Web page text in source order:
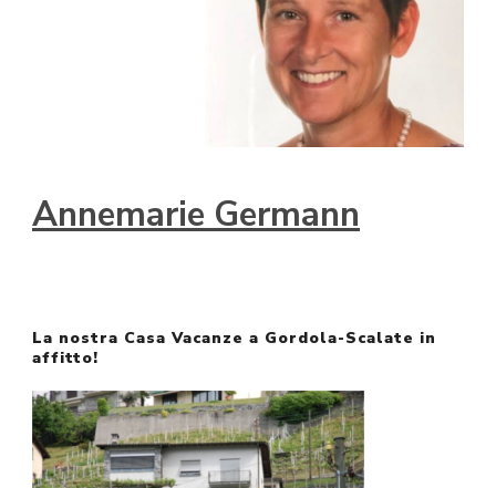
Annemarie Germann
La nostra Casa Vacanze a Gordola-Scalate in
affitto!